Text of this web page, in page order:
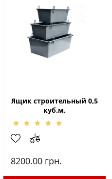
Ящик строительный 0,5
куб.м.
8200.00 грн.